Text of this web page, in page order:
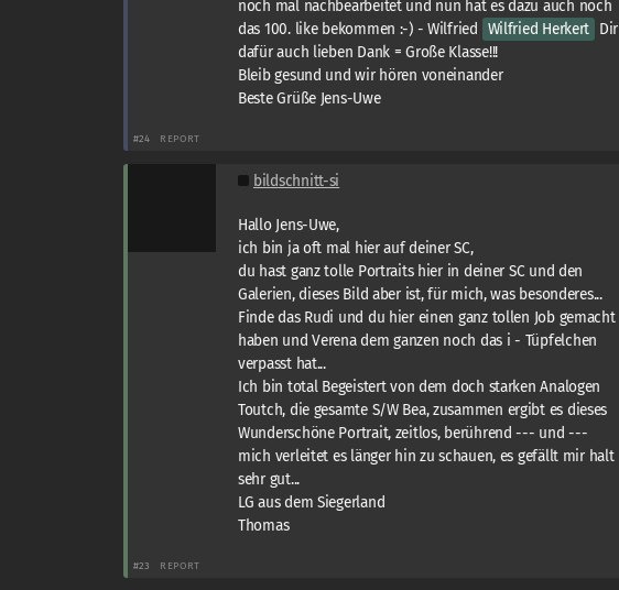
noch mal nachbearbeitet und nun hat es dazu auch noch
das 100. like bekommen :-) - Wilfried
Wilfried Herkert Dir
dafür auch lieben Dank = Große Klasse!!!
Bleib gesund und wir hören voneinander
Beste Grüße Jens-Uwe
#24 REPORT
bildschnitt-si
Hallo Jens-Uwe,
ich bin ja oft mal hier auf deiner SC,
du hast ganz tolle Portraits hier in deiner SC und den
Galerien, dieses Bild aber ist, für mich, was besonderes...
Finde das Rudi und du hier einen ganz tollen Job gemacht
haben und Verena dem ganzen noch das i - Tüpfelchen
verpasst hat...
Ich bin total Begeistert von dem doch starken Analogen
Toutch, die gesamte S/W Bea, zusammen ergibt es dieses
Wunderschöne Portrait, zeitlos, berührend --- und ---
mich verleitet es länger hin zu schauen, es gefällt mir halt
sehr gut...
LG aus dem Siegerland
Thomas
#23 REPORT